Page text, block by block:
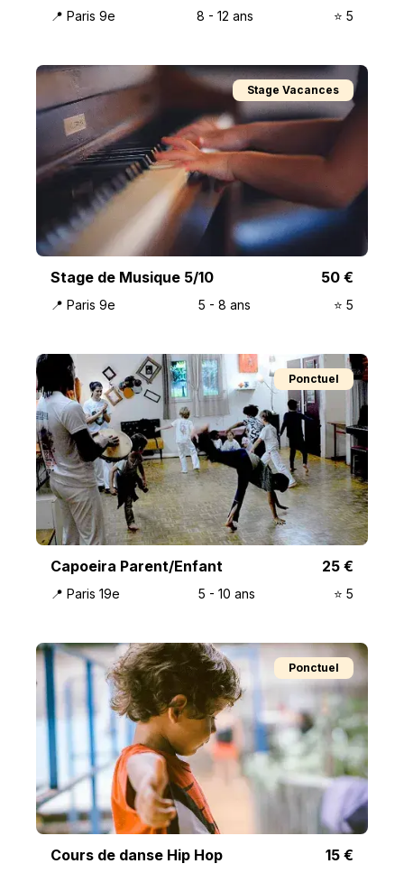
📍 Paris 9e 8 - 12 ans ⭐️ 5
Stage Vacances
Stage de Musique 5/10 50 €
📍 Paris 9e 5 - 8 ans ⭐️ 5
Ponctuel
Capoeira Parent/Enfant 25 €
📍 Paris 19e 5 - 10 ans ⭐️ 5
Ponctuel
Cours de danse Hip Hop 15 €